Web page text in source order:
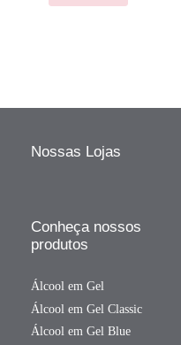
Nossas Lojas
Conheça nossos
produtos
Álcool em Gel
Álcool em Gel Classic
Álcool em Gel Blue